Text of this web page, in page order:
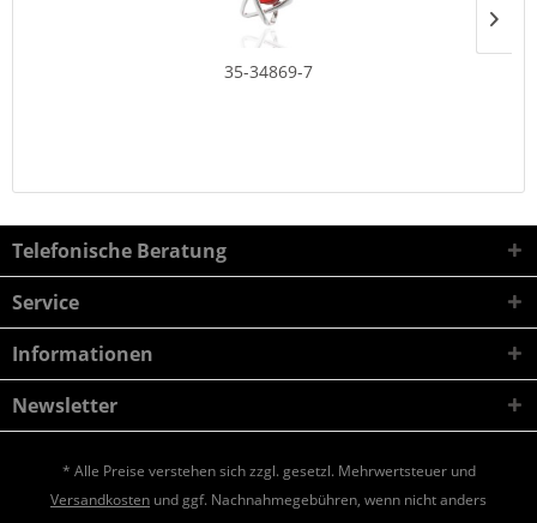
35-34869-7
Telefonische Beratung
Service
Informationen
Newsletter
* Alle Preise verstehen sich zzgl. gesetzl. Mehrwertsteuer und
Versandkosten und ggf. Nachnahmegebühren, wenn nicht anders